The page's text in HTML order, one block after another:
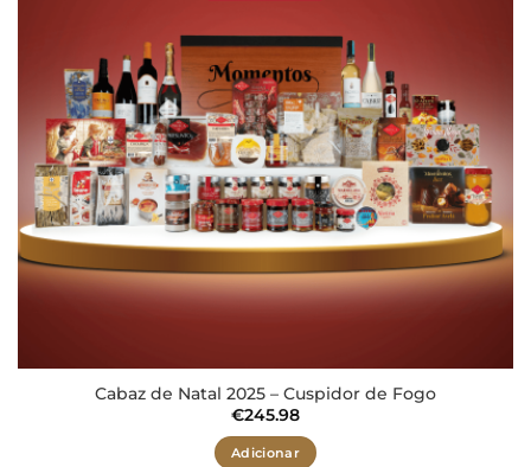
Cabaz de Natal 2025 – Cuspidor de Fogo
€245.98
Adicionar